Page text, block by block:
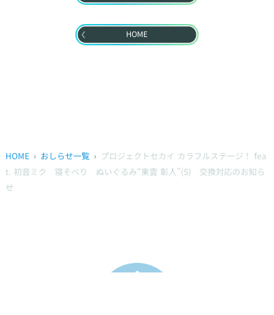
HOME
HOME おしらせ一覧
プロジェクトセカイ カラフルステージ！ fea
t. 初音ミク 寝そべり ぬいぐるみ“東雲 彰人”(S) 交換対応のお知ら
せ